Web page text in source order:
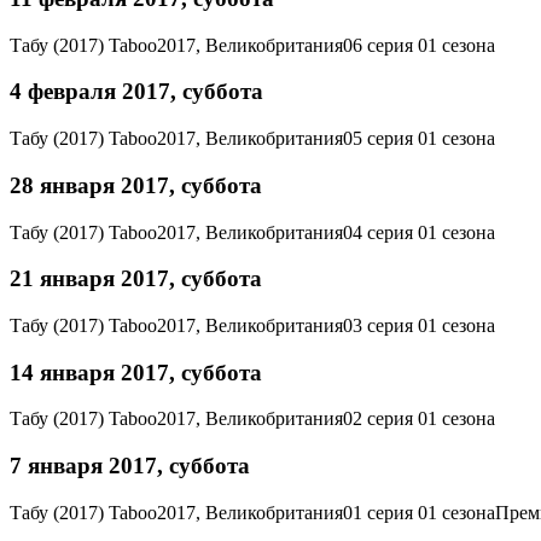
Табу (2017) Taboo2017, Великобритания06 серия 01 сезона
4 февраля 2017, суббота
Табу (2017) Taboo2017, Великобритания05 серия 01 сезона
28 января 2017, суббота
Табу (2017) Taboo2017, Великобритания04 серия 01 сезона
21 января 2017, суббота
Табу (2017) Taboo2017, Великобритания03 серия 01 сезона
14 января 2017, суббота
Табу (2017) Taboo2017, Великобритания02 серия 01 сезона
7 января 2017, суббота
Табу (2017) Taboo2017, Великобритания01 серия 01 сезона